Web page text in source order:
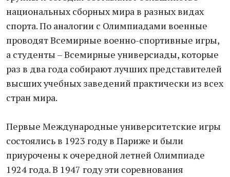
национальных сборных мира в разных видах
спорта. По аналогии с Олимпиадами военные
проводят Всемирные военно-спортивные игры,
а студенты – Всемирные универсиады, которые
раз в два года собирают лучших представителей
высших учебных заведений практически из всех
стран мира.
Первые Международные университетские игры
состоялись в 1923 году в Париже и были
приурочены к очередной летней Олимпиаде
1924 года. В 1947 году эти соревнования